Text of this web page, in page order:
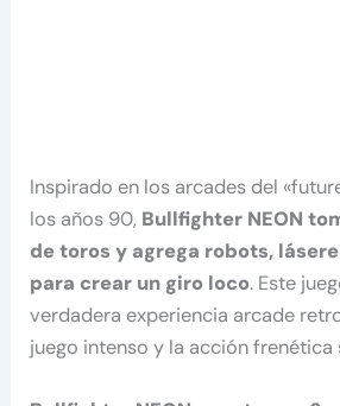
Inspirado en los arcades del
los años 90, Bullfighter NEON
de toros y agrega robots,
para crear un giro loco. Este
verdadera experiencia arcade
juego intenso y la acción frenética